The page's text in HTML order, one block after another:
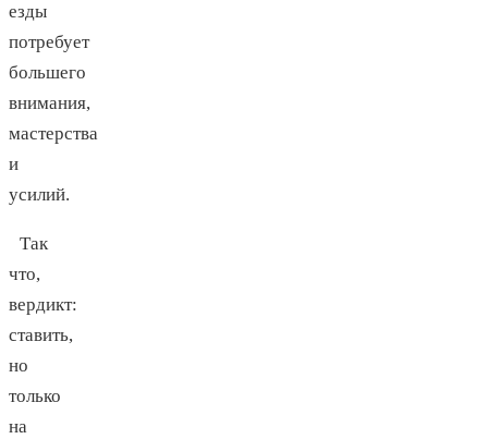
езды
потребует
большего
внимания,
мастерства
и
усилий.
Так
что,
вердикт:
ставить,
но
только
на